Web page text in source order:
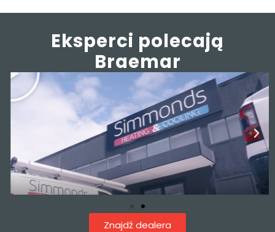
Eksperci polecają
Braemar
Znajdź dealera